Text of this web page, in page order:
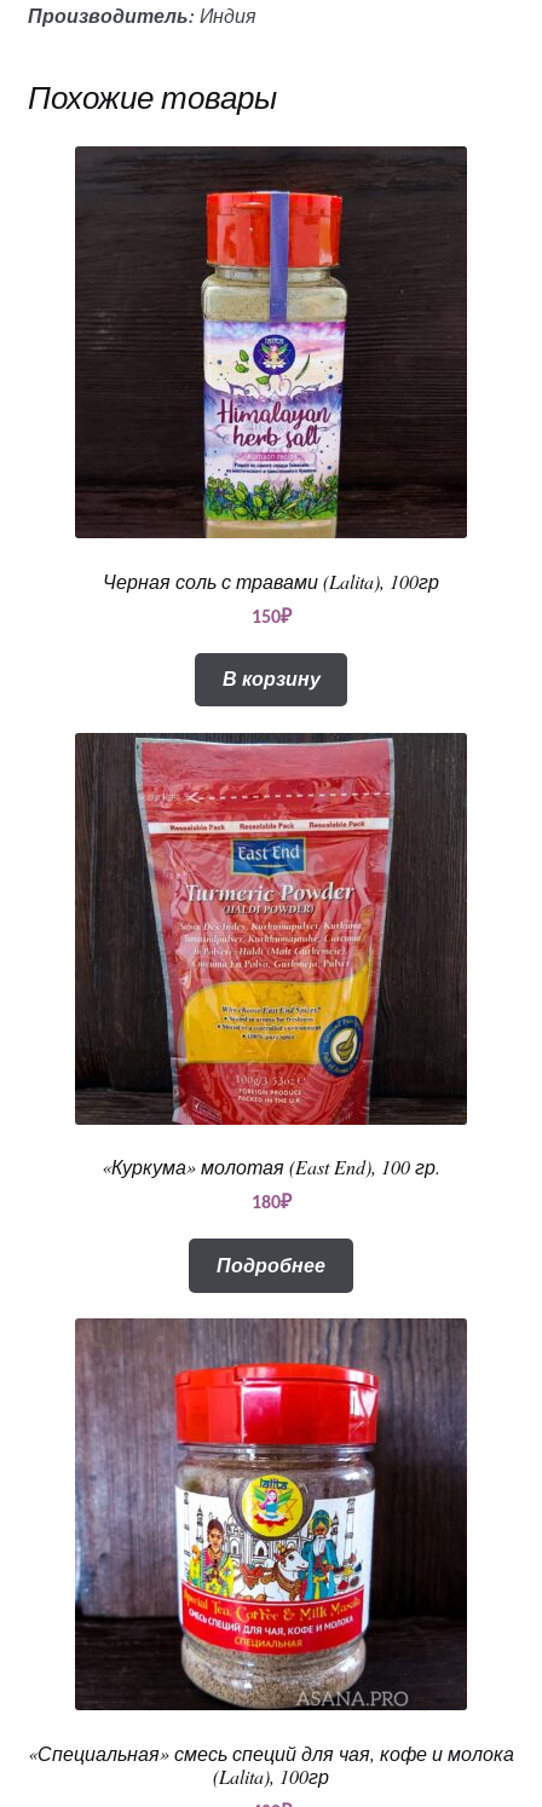
Производитель: Индия
Похожие товары
Черная соль с травами (Lalita), 100гр
150₽
В корзину
«Куркума» молотая (East End), 100 гр.
180₽
Подробнее
«Специальная» смесь специй для чая, кофе и молока
(Lalita), 100гр